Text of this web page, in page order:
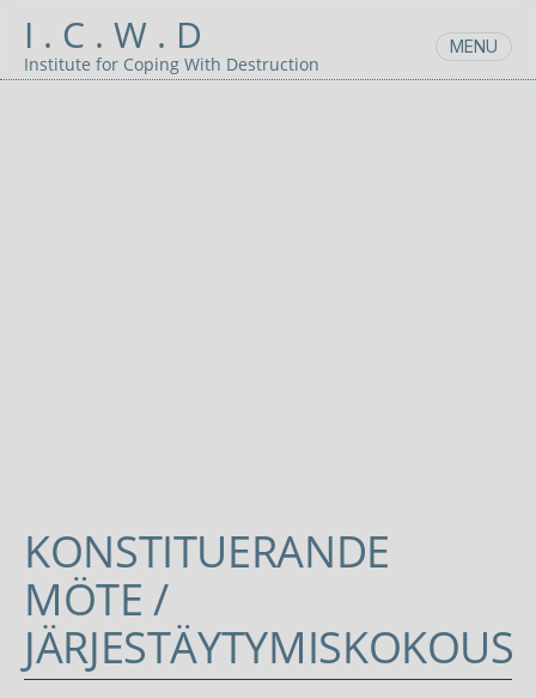
content
I . C . W . D
Institute for Coping With Destruction
MENU
KONSTITUERANDE
MÖTE /
JÄRJESTÄYTYMISKOKOUS